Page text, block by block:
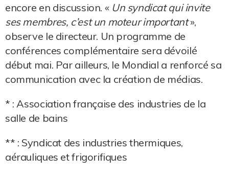
encore en discussion. « Un syndicat qui invite
ses membres, c’est un moteur important»,
observe le directeur. Un programme de
conférences complémentaire sera dévoilé
début mai. Par ailleurs, le Mondial a renforcé sa
communication avec la création de médias.
* : Association française des industries de la
salle de bains
** : Syndicat des industries thermiques,
aérauliques et frigorifiques